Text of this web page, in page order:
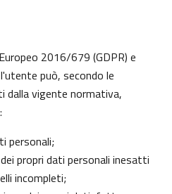
2016/679 (GDPR) e
può, secondo le
dalla vigente normativa,
personali;
propri dati personali inesatti
incompleti;